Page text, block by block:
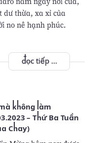
dư thừa, xa xỉ của
no nê hạnh phúc.
đọc tiếp ...
– Thứ Ba Tuần
Chay)